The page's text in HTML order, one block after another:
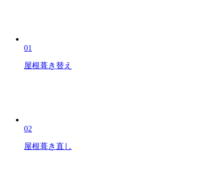
01
屋根葺き替え
02
屋根葺き直し